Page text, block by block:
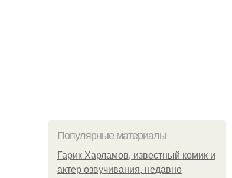
Популярные материалы
Гарик Харламов, известный комик и
актер озвучивания, недавно